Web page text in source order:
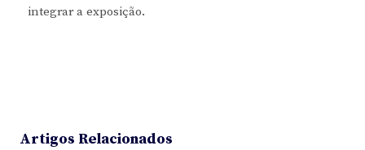
integrar a exposição.
Artigos Relacionados